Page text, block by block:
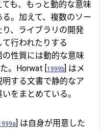
も、もっと動的な意味
。加えて、複数のソー
、ライブラリの開発
行われたりする
性質には動的な意味
。Horwat [1999b] はメ
する文書で静的なア
をまとめている。
] は自身が用意した